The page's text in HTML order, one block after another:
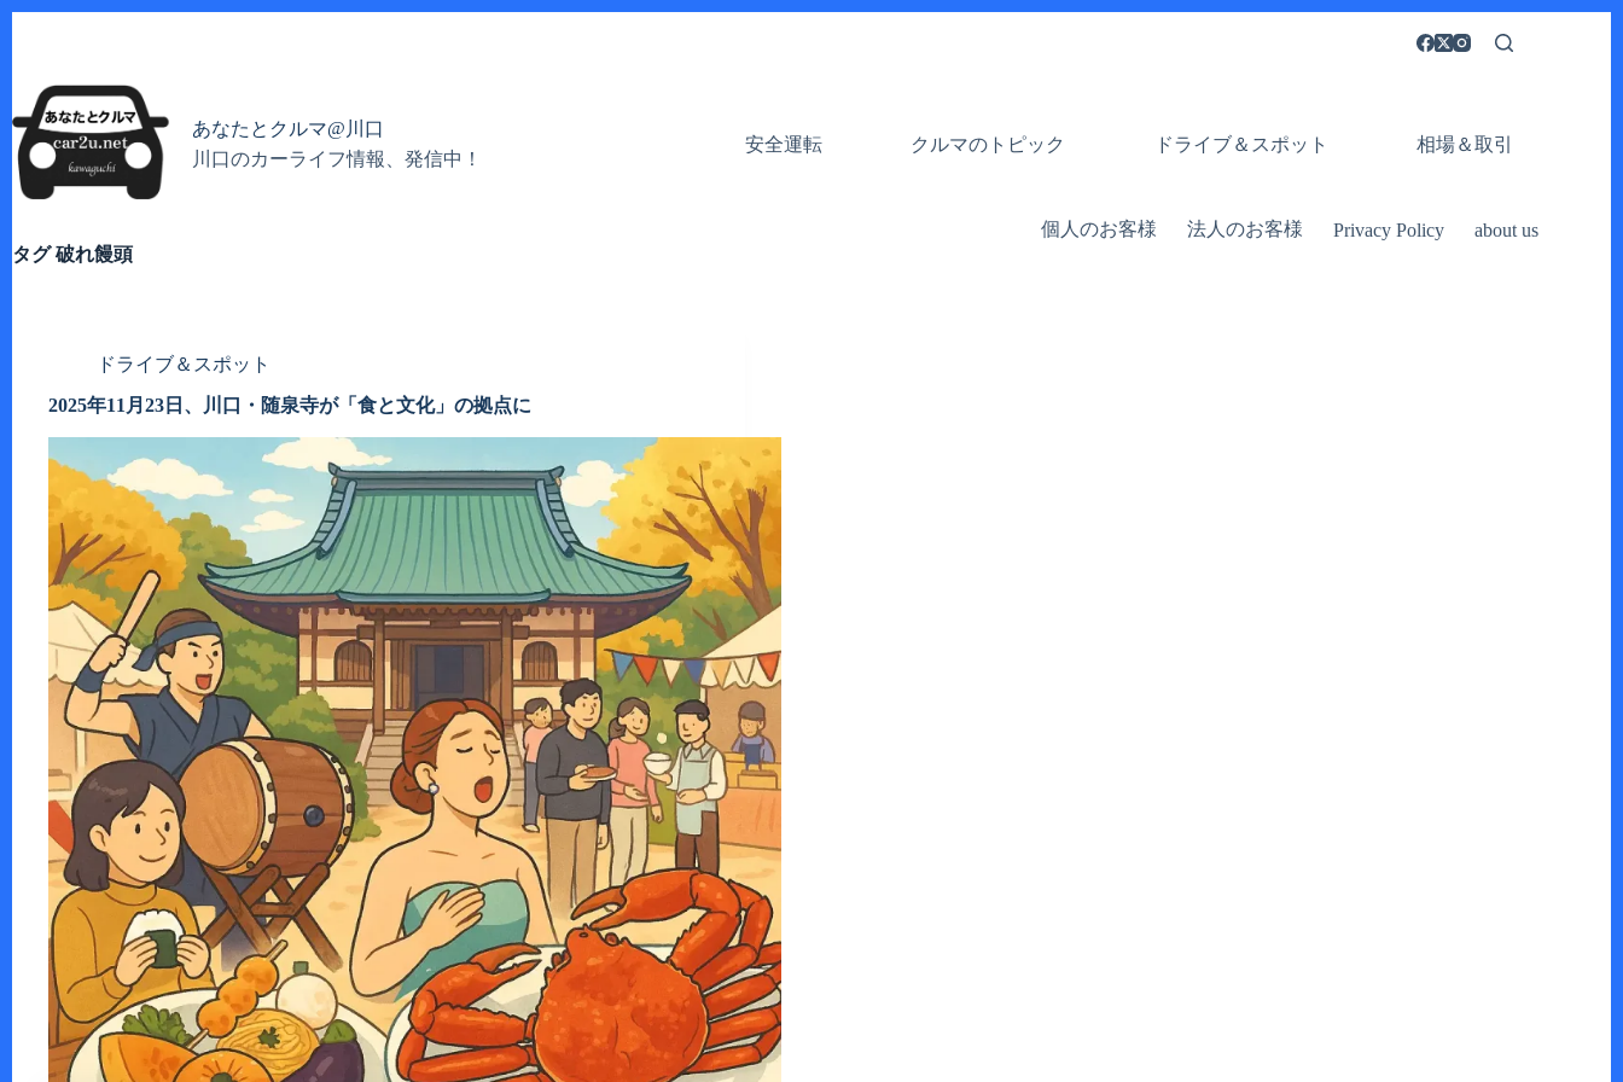
ツ
へ
ス
キ
プ
あなたとクルマ@川口
川口のカーライフ情報、発信中！
安全運転 クルマのトピック ドライブ＆スポット 相場＆取引
個人のお客様 法人のお客様 Privacy Policy
about us
タグ破れ饅頭
ドライブ＆スポット
2025年11月23日、川口・随泉寺が「食と文化」の拠点に